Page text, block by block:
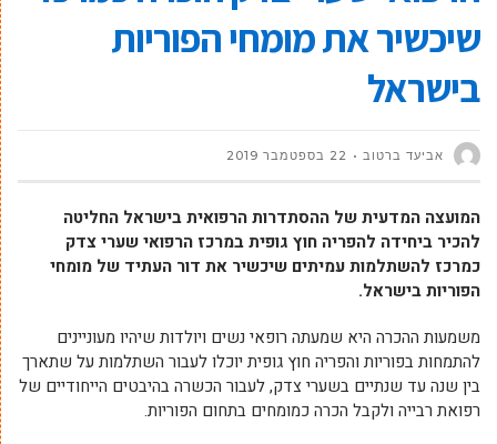
שיכשיר את מומחי הפוריות
בישראל
אביעד ברטוב 22 בספטמבר 2019
המועצה המדעית של ההסתדרות הרפואית בישראל החליטה
להכיר ביחידה להפריה חוץ גופית במרכז הרפואי שערי צדק
כמרכז להשתלמות עמיתים שיכשיר את דור העתיד של מומחי
הפוריות בישראל.
משמעות ההכרה היא שמעתה רופאי נשים ויולדות שיהיו מעוניינים
להתמחות בפוריות והפריה חוץ גופית יוכלו לעבור השתלמות על שתארך
בין שנה עד שנתיים בשערי צדק, לעבור הכשרה בהיבטים הייחודיים של
רפואת רבייה ולקבל הכרה כמומחים בתחום הפוריות.